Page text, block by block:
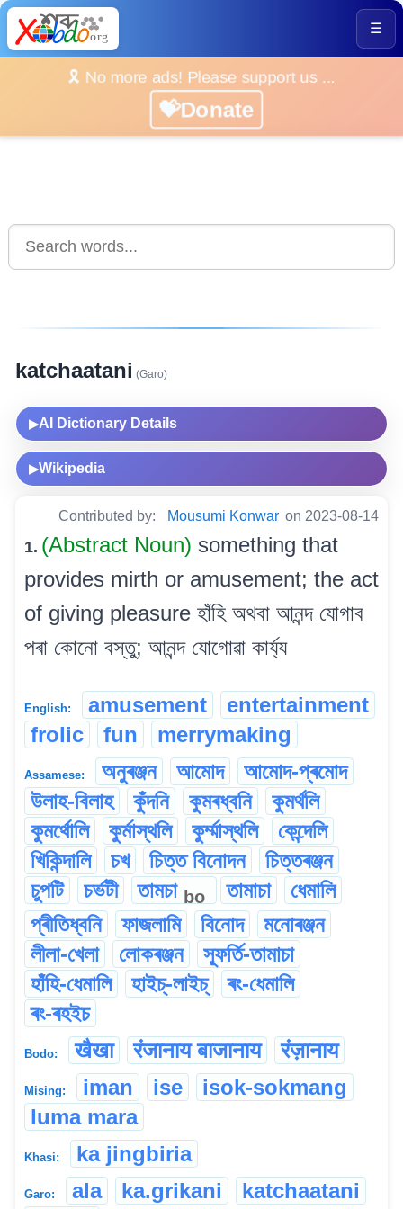
☰
🎗️ No more ads! Please support us ...
💝Donate
katchaatani (Garo)
▶AI Dictionary Details
▶Wikipedia
Contributed by: Mousumi Konwar on 2023-08-14
1. (Abstract Noun) something that
provides mirth or amusement; the act
of giving pleasure হাঁহি অথবা আনন্দ যোগাব
পৰা কোনো বস্তু; আনন্দ যোগোৱা কাৰ্য্য
English: amusement
entertainment
frolic
fun merrymaking
Assamese: অনুৰঞ্জন আমোদ
আমোদ-প্ৰমোদ
উলাহ-বিলাহ
কুঁদনি কুমৰধ্বনি
কুমৰ্থলি
কুমৰ্থোলি
কুৰ্মাস্থলি কুৰ্ম্মাস্থলি
কেন্দেলি
খিকিন্দালি
চখ চিত্ত বিনোদন
চিত্তৰঞ্জন
চুপটি
চৰ্ভটী তামচা bo তামাচা
ধেমালি
প্ৰীতিধ্বনি
ফাজলামি বিনোদ
মনোৰঞ্জন
লীলা-খেলা
লোকৰঞ্জন
স্ফূৰ্তি-তামাচা
হাঁহি-ধেমালি
হাইচ্-লাইচ্
ৰং-ধেমালি
ৰং-ৰহইচ
Bodo: खैखा रंजानाय बाजानाय रंज़ानाय
Mising: iman ise
isok-sokmang
luma mara
Khasi: ka jingbiria
Garo: ala ka.grikani
katchaatani